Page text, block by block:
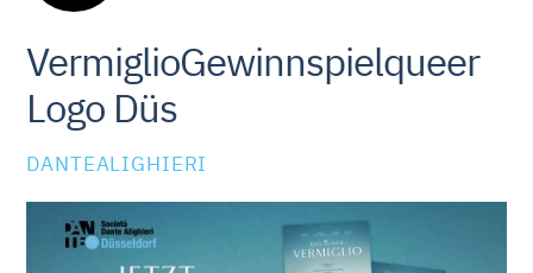
VermiglioGewinnspielqueer
Logo Düs
DANTEALIGHIERI